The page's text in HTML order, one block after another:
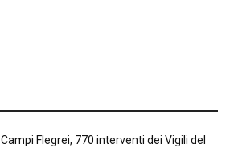
Campi Flegrei, 770 interventi dei Vigili del